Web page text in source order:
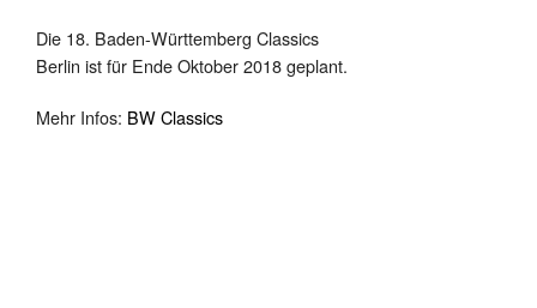
Die 18. Baden-Württemberg Classics
Berlin ist für Ende Oktober 2018 geplant.
Mehr Infos: BW Classics